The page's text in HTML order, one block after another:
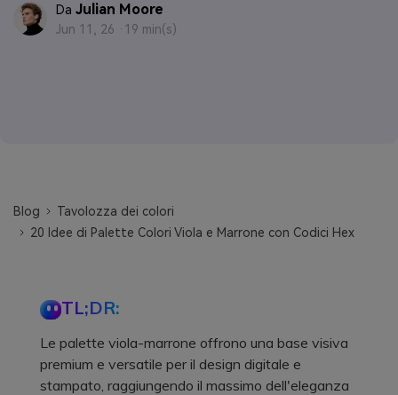
Da Julian Moore
Jun 11, 26 · 19 min(s)
Blog
Tavolozza dei colori
20 Idee di Palette Colori Viola e Marrone con Codici Hex
TL;DR:
Le palette viola-marrone offrono una base visiva
premium e versatile per il design digitale e
stampato, raggiungendo il massimo dell'eleganza